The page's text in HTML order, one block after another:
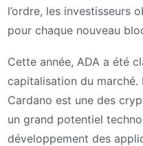
l’ordre, les investisseurs
pour chaque nouveau
Cette année, ADA a été
capitalisation du marché.
Cardano est une des
un grand potentiel
développement des